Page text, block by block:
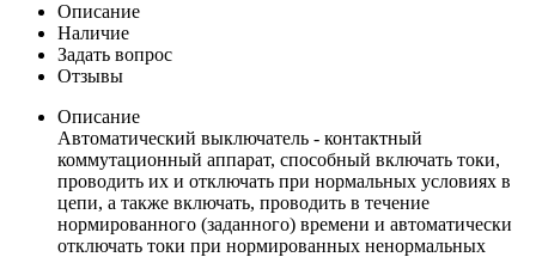
Описание
Наличие
Задать вопрос
Отзывы
Описание
Автоматический выключатель - контактный
коммутационный аппарат, способный включать токи,
проводить их и отключать при нормальных условиях в
цепи, а также включать, проводить в течение
нормированного (заданного) времени и автоматически
отключать токи при нормированных ненормальных